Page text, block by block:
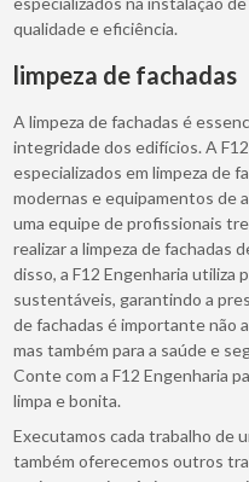
qualidade e eficiência.
limpeza de fachadas
A limpeza de fachadas é
integridade dos edifícios. A
especializados em limpeza de
modernas e equipamentos de
uma equipe de profissionais
realizar a limpeza de fachadas
disso, a F12 Engenharia utiliza
sustentáveis, garantindo a
de fachadas é importante não
mas também para a saúde e
Conte com a F12 Engenharia
limpa e bonita.
Executamos cada trabalho de
também oferecemos outros